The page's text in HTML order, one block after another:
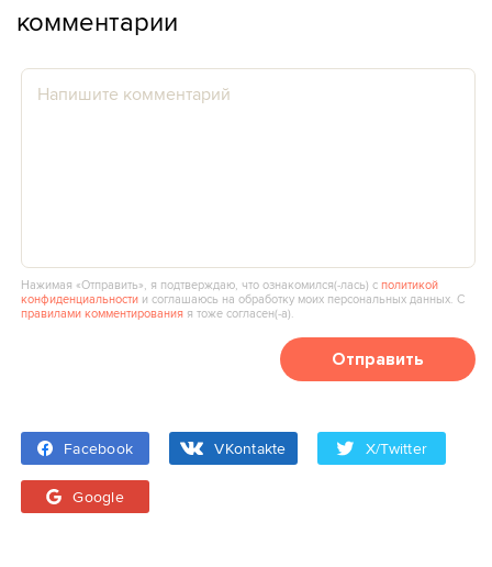
комментарии
Нажимая «Отправить», я подтверждаю, что ознакомился(‑лась) сполитикой
конфиденциальности и соглашаюсь на обработку моих персональных данных. С
правилами комментирования я тоже согласен(‑а).
Отправить
Facebook VKontakte X/Twitter
Google